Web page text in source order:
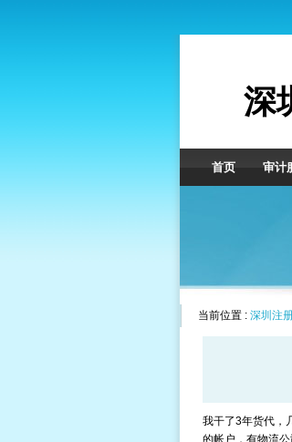
深
首页 审计
当前位置 : 深圳注
我干了3年货代，
的帐户，有物流公